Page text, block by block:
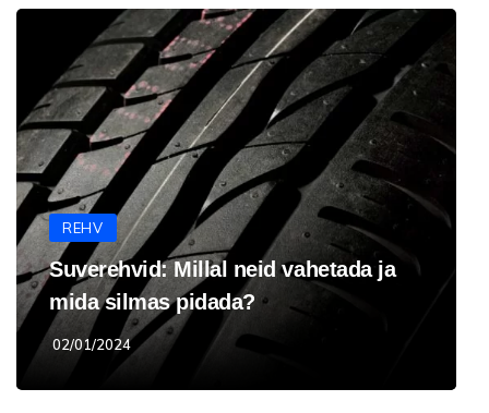
REHV
Suverehvid: Millal neid vahetada ja
mida silmas pidada?
02/01/2024